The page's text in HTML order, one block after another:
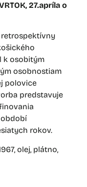
27.apríla o
retrospektívny
k osobitým
osobnostiam
polovice
predstavuje
rokov.
olej, plátno,